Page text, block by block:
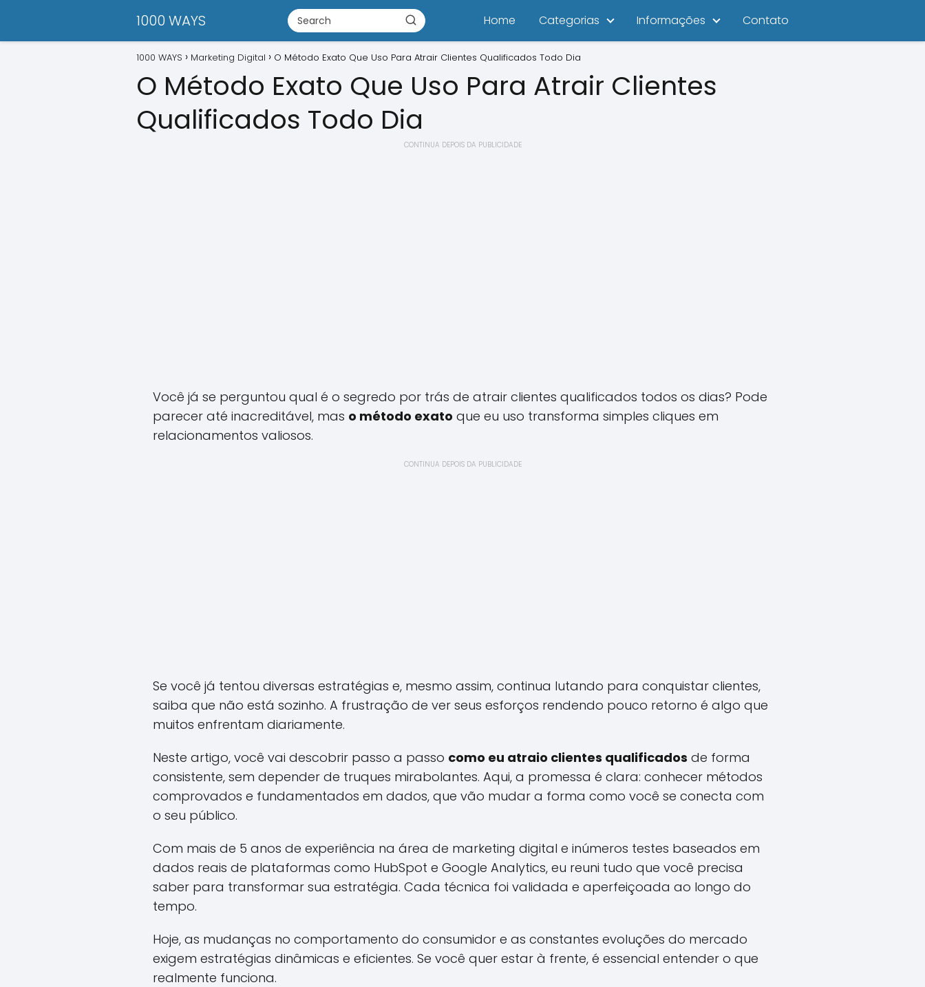
1000 WAYS Home Categorias Informações Contato
1000 WAYS Marketing Digital O Método Exato Que Uso Para Atrair Clientes Qualificados Todo Dia
O Método Exato Que Uso Para Atrair Clientes
Qualificados Todo Dia
CONTINUA DEPOIS DA PUBLICIDADE
Você já se perguntou qual é o segredo por trás de atrair clientes qualificados todos os dias? Pode
parecer até inacreditável, mas o método exato que eu uso transforma simples cliques em
relacionamentos valiosos.
CONTINUA DEPOIS DA PUBLICIDADE
Se você já tentou diversas estratégias e, mesmo assim, continua lutando para conquistar clientes,
saiba que não está sozinho. A frustração de ver seus esforços rendendo pouco retorno é algo que
muitos enfrentam diariamente.
Neste artigo, você vai descobrir passo a passo como eu atraio clientes qualificados de forma
consistente, sem depender de truques mirabolantes. Aqui, a promessa é clara: conhecer métodos
comprovados e fundamentados em dados, que vão mudar a forma como você se conecta com
o seu público.
Com mais de 5 anos de experiência na área de marketing digital e inúmeros testes baseados em
dados reais de plataformas como HubSpot e Google Analytics, eu reuni tudo que você precisa
saber para transformar sua estratégia. Cada técnica foi validada e aperfeiçoada ao longo do
tempo.
Hoje, as mudanças no comportamento do consumidor e as constantes evoluções do mercado
exigem estratégias dinâmicas e eficientes. Se você quer estar à frente, é essencial entender o que
realmente funciona.